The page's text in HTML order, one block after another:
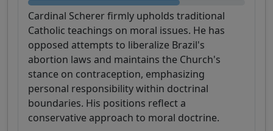
Cardinal Scherer firmly upholds traditional
Catholic teachings on moral issues. He has
opposed attempts to liberalize Brazil's
abortion laws and maintains the Church's
stance on contraception, emphasizing
personal responsibility within doctrinal
boundaries. His positions reflect a
conservative approach to moral doctrine.